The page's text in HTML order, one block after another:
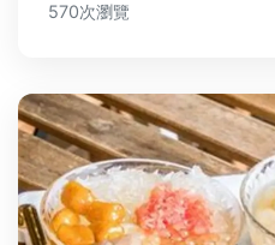
能找到實用資訊，幫助你
570次瀏覽